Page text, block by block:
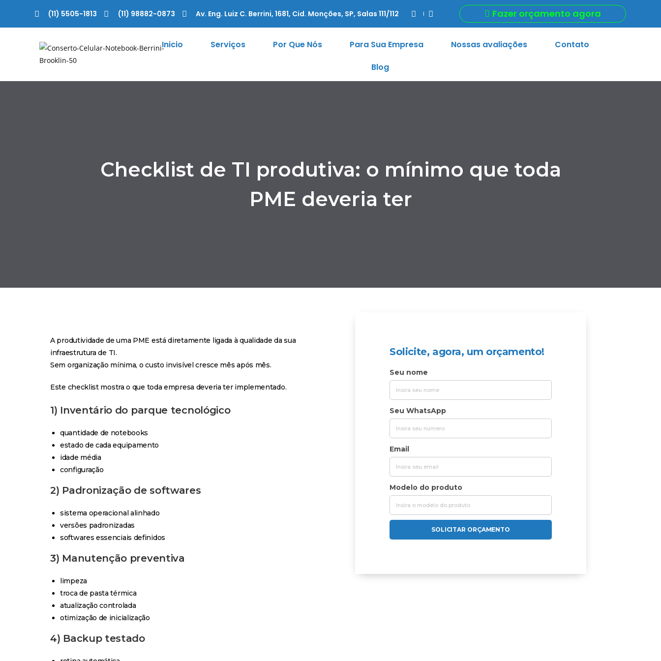
(11) 5505-1813 (11) 98882-0873 Av. Eng. Luiz C. Berrini, 1681, Cid. Monções, SP, Salas 111/112 Fazer orçamento agora
Inicio Serviços Por Que Nós Para Sua Empresa Nossas avaliações
Contato
Blog
Checklist de TI produtiva: o mínimo que toda
PME deveria ter
A produtividade de uma PME está diretamente ligada à qualidade da sua
infraestrutura de TI.
Sem organização mínima, o custo invisível cresce mês após mês.
Este checklist mostra o que toda empresa deveria ter implementado.
1) Inventário do parque tecnológico
quantidade de notebooks
estado de cada equipamento
idade média
configuração
2) Padronização de softwares
sistema operacional alinhado
versões padronizadas
softwares essenciais definidos
3) Manutenção preventiva
limpeza
troca de pasta térmica
atualização controlada
otimização de inicialização
4) Backup testado
Solicite, agora, um orçamento!
Seu nome
Seu WhatsApp
Email
Modelo do produto
SOLICITAR ORÇAMENTO